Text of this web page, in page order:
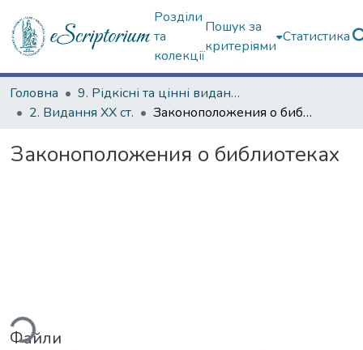
Розділи
та
колекції
Пошук за
критеріями
Статистика
Головна
9. Рідкісні та цінні видання
2. Видання ХХ ст.
Законоположения о библиотеках
Законоположения о библиотеках
Файли